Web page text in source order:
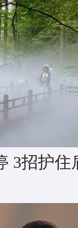
3招护住